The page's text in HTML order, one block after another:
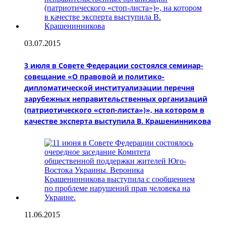
03.07.2015
3 июля в Совете Федерации состоялся семинар-
совещание «О правовой и политико-
дипломатической институализации перечня
зарубежных неправительственных организаций
(патриотического «стоп-листа»)», на котором в
качестве эксперта выступила В. Крашенинникова
11.06.2015